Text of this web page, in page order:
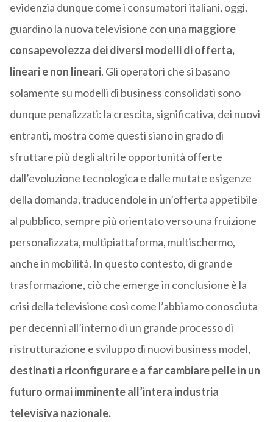
evidenzia dunque come i consumatori italiani, oggi,
guardino la nuova televisione con una maggiore
consapevolezza dei diversi modelli di offerta,
lineari e non lineari. Gli operatori che si basano
solamente su modelli di business consolidati sono
dunque penalizzati: la crescita, significativa, dei nuovi
entranti, mostra come questi siano in grado di
sfruttare più degli altri le opportunità offerte
dall’evoluzione tecnologica e dalle mutate esigenze
della domanda, traducendole in un’offerta appetibile
al pubblico, sempre più orientato verso una fruizione
personalizzata, multipiattaforma, multischermo,
anche in mobilità. In questo contesto, di grande
trasformazione, ciò che emerge in conclusione è la
crisi della televisione così come l’abbiamo conosciuta
per decenni all’interno di un grande processo di
ristrutturazione e sviluppo di nuovi business model,
destinati a riconfigurare e a far cambiare pelle in un
futuro ormai imminente all’intera industria
televisiva nazionale.